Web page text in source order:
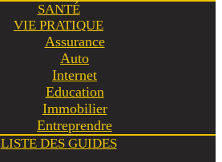
SANTÉ
VIE PRATIQUE
Assurance
Auto
Internet
Education
Immobilier
Entreprendre
LISTE DES GUIDES